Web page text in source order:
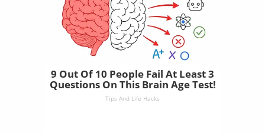
9 Out Of 10 People Fail At Least 3
Questions On This Brain Age Test!
Tips And Life Hacks